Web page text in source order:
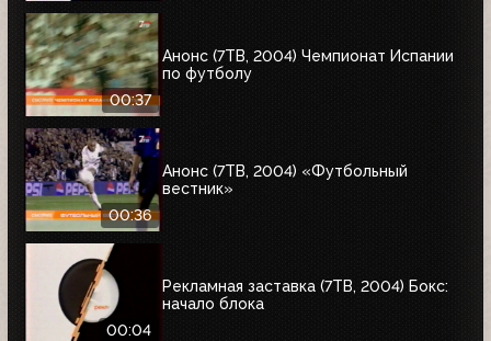
00:37
Анонс (7ТВ, 2004) Чемпионат Испании
по футболу
00:36
Анонс (7ТВ, 2004) «Футбольный
вестник»
00:04
Рекламная заставка (7ТВ, 2004) Бокс:
начало блока